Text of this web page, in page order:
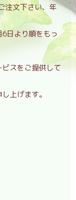
注文下さい、年
日より順をもっ
スをご提供して
上げます。